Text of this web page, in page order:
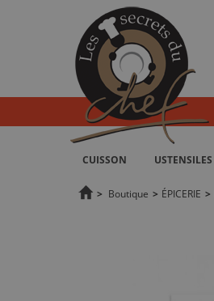
CUISSON USTENSILES
> Boutique > ÉPICERIE >